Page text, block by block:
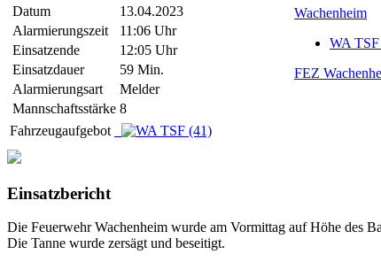
Datum
13.04.2023
Alarmierungszeit
11:06 Uhr
Einsatzende
12:05 Uhr
Einsatzdauer
59 Min.
Alarmierungsart
Melder
Mannschaftsstärke 8
Wachenheim
WA
FEZ
Fahrzeugaufgebot
Einsatzbericht
Die Feuerwehr Wachenheim wurde am Vormittag auf Höhe des
Die Tanne wurde zersägt und beseitigt.